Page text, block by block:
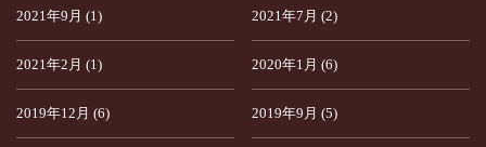
2021年9月 (1) 2021年7月 (2)
2021年2月 (1) 2020年1月 (6)
2019年12月 (6) 2019年9月 (5)